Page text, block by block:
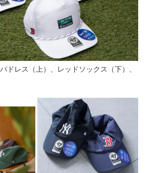
ドレス（上）、レッドソックス（下）、